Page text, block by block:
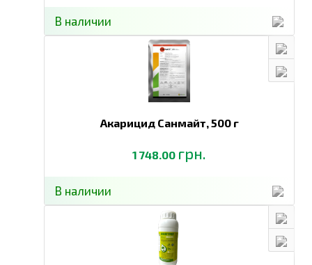
В наличии
Акарицид Санмайт,500 г
1 748.00 грн.
В наличии